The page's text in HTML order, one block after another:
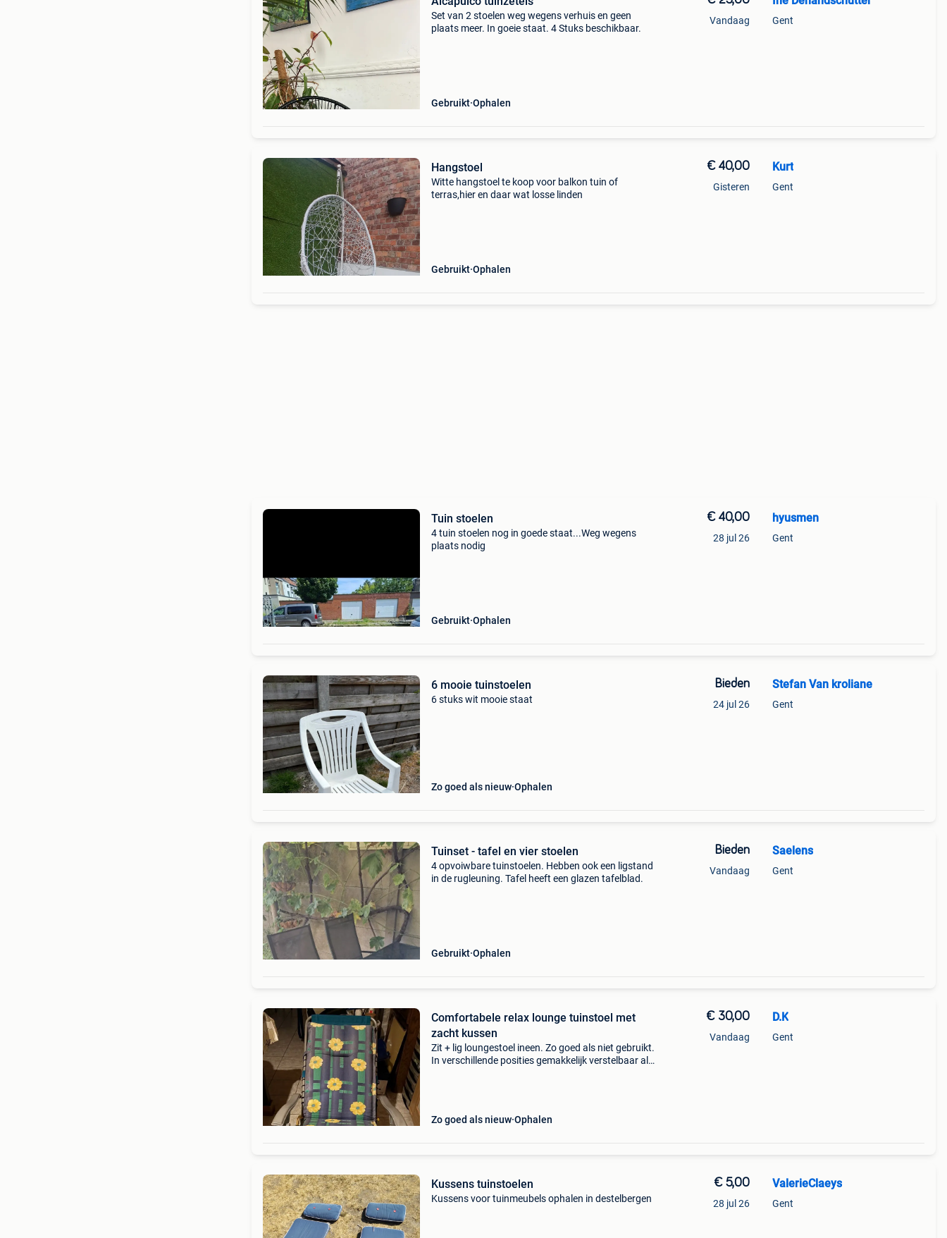
Set van 2 stoelen weg wegens verhuis en geen
plaats meer. In goeie staat. 4 Stuks beschikbaar.
Gebruikt Ophalen
Vandaag Gent
Hangstoel
Witte hangstoel te koop voor balkon tuin of
terras,hier en daar wat losse linden
Gebruikt Ophalen
€ 40,00
Gisteren
Kurt
Gent
Tuin stoelen
4 tuin stoelen nog in goede staat...Weg wegens
plaats nodig
Gebruikt Ophalen
€ 40,00
28 jul 26
hyusmen
Gent
6 mooie tuinstoelen
6 stuks wit mooie staat
Zo goed als nieuw Ophalen
Bieden
24 jul 26
Stefan Van kroliane
Gent
Tuinset - tafel en vier stoelen
4 opvoiwbare tuinstoelen. Hebben ook een ligstand
in de rugleuning. Tafel heeft een glazen tafelblad.
Gebruikt Ophalen
Bieden
Vandaag
Saelens
Gent
Comfortabele relax lounge tuinstoel met
zacht kussen
Zit + lig loungestoel ineen. Zo goed als niet gebruikt.
In verschillende posities gemakkelijk verstelbaar al
Zo goed als nieuw Ophalen
€ 30,00
Vandaag
D.K
Gent
Kussens tuinstoelen
Kussens voor tuinmeubels ophalen in destelbergen
€ 5,00
28 jul 26
ValerieClaeys
Gent